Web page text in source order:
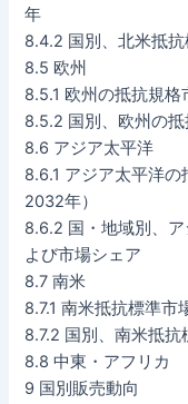
年
8.4.2 国別、北米抵
8.5 欧州
8.5.1 欧州の抵抗規
8.5.2 国別、欧州の
8.6 アジア太平洋
8.6.1 アジア太平洋
2032年）
8.6.2 国・地域別、
よび市場シェア
8.7 南米
8.7.1 南米抵抗標準市
8.7.2 国別、南米抵
8.8 中東・アフリカ
9 国別販売動向